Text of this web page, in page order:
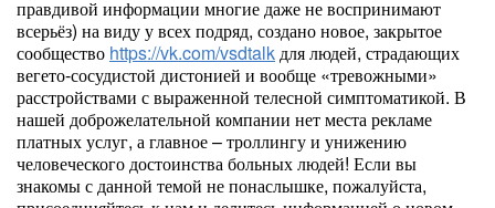
правдивой информации многие даже не воспринимают
всерьёз) на виду у всех подряд, создано новое, закрытое
сообщество https://vk.com/vsdtalkдля людей, страдающих
вегето-сосудистой дистонией и вообще «тревожными»
расстройствами с выраженной телесной симптоматикой. В
нашей доброжелательной компании нет места рекламе
платных услуг, а главное – троллингу и унижению
человеческого достоинства больных людей! Если вы
знакомы с данной темой не понаслышке, пожалуйста,